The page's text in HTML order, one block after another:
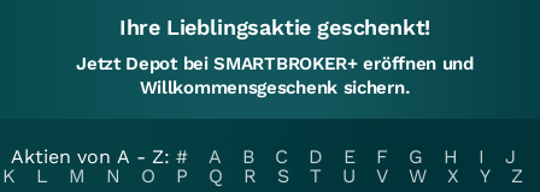
Ihre Lieblingsaktie geschenkt!
Jetzt Depot bei SMARTBROKER+ eröffnen und
Willkommensgeschenk sichern.
Aktien von A - Z: # A B C D E F G H I
J
K
L M N O P Q R S T U V W X Y
Z